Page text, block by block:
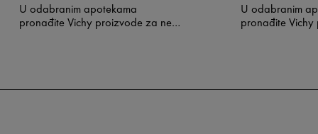
U odabranim apotekama
pronađite Vichy proizvode za negu
U odabranim
pronađite